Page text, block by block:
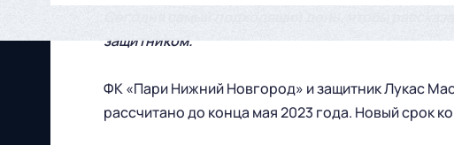
защитником.
ФК «Пари Нижний Новгород» и защитник Лукас
рассчитано до конца мая 2023 года. Новый срок